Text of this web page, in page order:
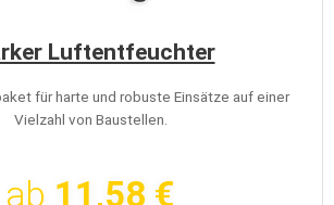
Luftentfeuchter
für harte und robuste Einsätze auf einer
Vielzahl von Baustellen.
ab 11,58 €